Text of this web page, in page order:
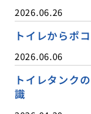
2026.06.26
トイレからポ
2026.06.06
トイレタンク
識